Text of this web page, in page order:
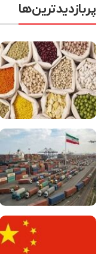
پربازدیدترین‌ها